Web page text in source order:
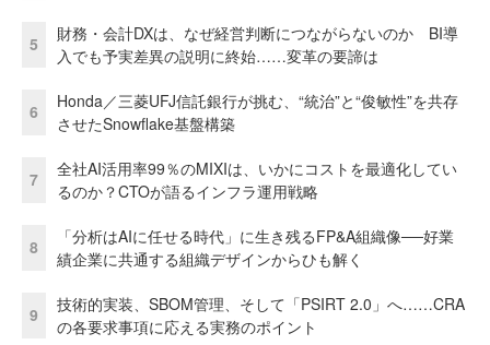
5
財務・会計DXは、なぜ経営判断につながらないのか BI導
入でも予実差異の説明に終始……変革の要諦は
6
Honda／三菱UFJ信託銀行が挑む、“統治”と“俊敏性”を共存
させたSnowflake基盤構築
7
全社AI活用率99％のMIXIは、いかにコストを最適化してい
るのか？CTOが語るインフラ運用戦略
8
「分析はAIに任せる時代」に生き残るFP&A組織像──好業
績企業に共通する組織デザインからひも解く
9
技術的実装、SBOM管理、そして「PSIRT 2.0」へ……CRA
の各要求事項に応える実務のポイント